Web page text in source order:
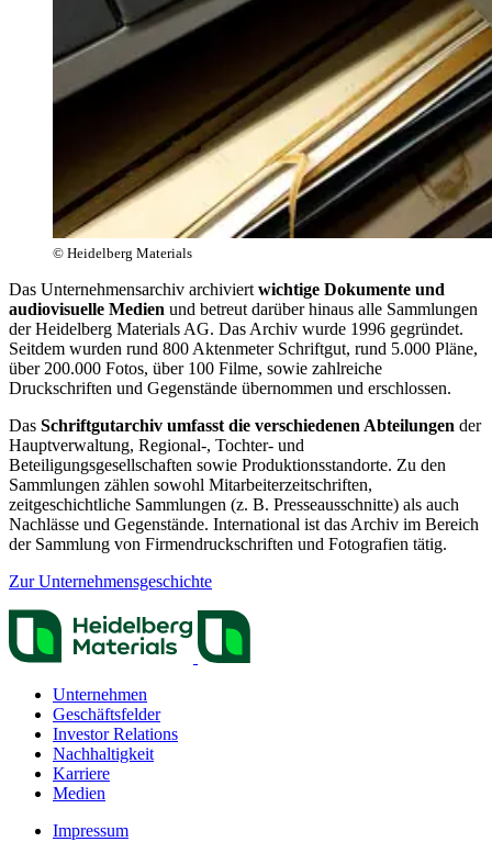
© Heidelberg Materials
Das Unternehmensarchiv archiviert wichtige Dokumente und
audiovisuelle Medien und betreut darüber hinaus alle Sammlungen
der Heidelberg Materials AG. Das Archiv wurde 1996 gegründet.
Seitdem wurden rund 800 Aktenmeter Schriftgut, rund 5.000 Pläne,
über 200.000 Fotos, über 100 Filme, sowie zahlreiche
Druckschriften und Gegenstände übernommen und erschlossen.
Das Schriftgutarchiv umfasst die verschiedenen Abteilungen der
Hauptverwaltung, Regional-, Tochter- und
Beteiligungsgesellschaften sowie Produktionsstandorte. Zu den
Sammlungen zählen sowohl Mitarbeiterzeitschriften,
zeitgeschichtliche Sammlungen (z. B. Presseausschnitte) als auch
Nachlässe und Gegenstände. International ist das Archiv im Bereich
der Sammlung von Firmendruckschriften und Fotografien tätig.
Zur Unternehmensgeschichte
Unternehmen
Geschäftsfelder
Investor Relations
Nachhaltigkeit
Karriere
Medien
Impressum